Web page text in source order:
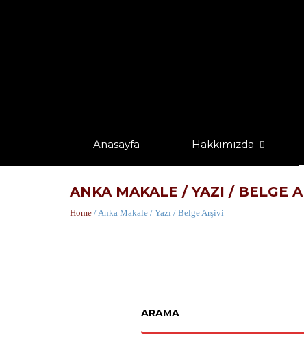
Anasayfa Hakkımızda
ANKA MAKALE / YAZI / BELGE
Home / Anka Makale / Yazı / Belge Arşivi
ARAMA